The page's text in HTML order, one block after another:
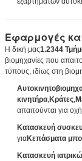
Εφαρμογές
Η δική μας1.2344
βιομηχανίες που
τύπους, ιδίως στη
κινητήρα,Κράτες,
απαιτούνται για
Κατασκευή
γιαΚεπάσματα
Κατασκευή